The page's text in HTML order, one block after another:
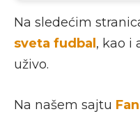
Na sledećim
sveta fudbal, kao i
uživo.
Na našem sajtu